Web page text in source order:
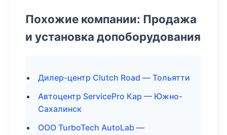
Похожие компании: Продажа
и установка допоборудования
Дилер-центр Clutch Road — Тольятти
Автоцентр ServicePro Кар — Южно-
Сахалинск
ООО TurboTech AutoLab —